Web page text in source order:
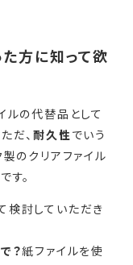
方に知って欲
ルの代替品として
だ、耐久性 でいう
のクリアファイル
です。
検討していただき
？紙ファイルを使